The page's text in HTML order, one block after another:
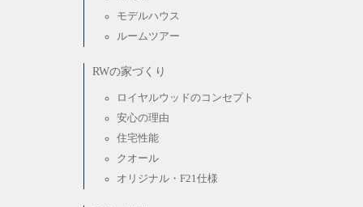
モデルハウス
ルームツアー
RWの家づくり
ロイヤルウッドのコンセプト
安心の理由
住宅性能
クオール
オリジナル・F21仕様